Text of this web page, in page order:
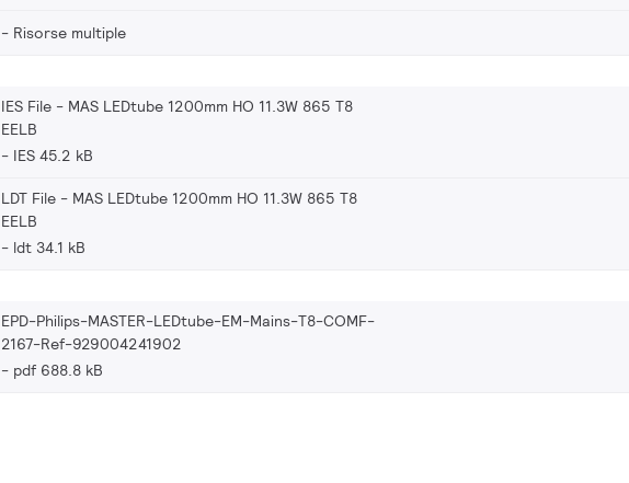
Risorse multiple
IES File - MAS LEDtube 1200mm HO 11.3W 865 T8
EELB
IES 45.2 kB
LDT File - MAS LEDtube 1200mm HO 11.3W 865 T8
EELB
ldt 34.1 kB
EPD-Philips-MASTER-LEDtube-EM-Mains-T8-COMF-
2167-Ref-929004241902
pdf 688.8 kB